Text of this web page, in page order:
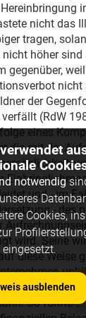
nicht das
tragen,
höher sind
gegenüber,
nicht
der
(RdW
eines
die mit der
und - im
- des
wird. Seine
diese Weise
So führte
notwendig
Cookies,
eingesetzt.
ausblenden